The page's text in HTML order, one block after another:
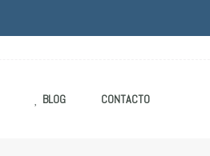
BLOG CONTACTO